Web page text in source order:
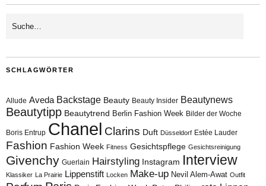
SCHLAGWÖRTER
Allude Aveda Backstage Beauty Beauty Insider Beautynews
Beautytipp Beautytrend Berlin Fashion Week Bilder der Woche
Boris Entrup Chanel Clarins Duft Düsseldorf Estée Lauder
Fashion Fashion Week Fitness Gesichtspflege Gesichtsreinigung
Givenchy Guerlain Hairstyling Instagram Interview
Klassiker La Prairie Lippenstift Locken Make-up Nevil Alem-Awat Outfit